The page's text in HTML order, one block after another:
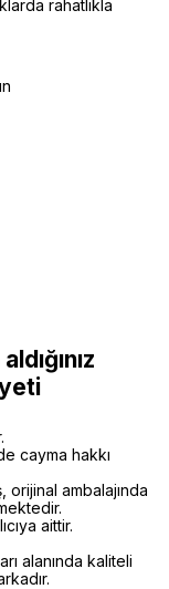
rahatlıkla
cayma hakkı
orijinal ambalajında
aittir.
alanında kaliteli